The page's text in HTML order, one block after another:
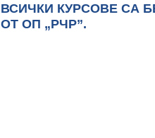
ВСИЧКИ КУРСОВЕ СА
ОТ ОП „РЧР”.